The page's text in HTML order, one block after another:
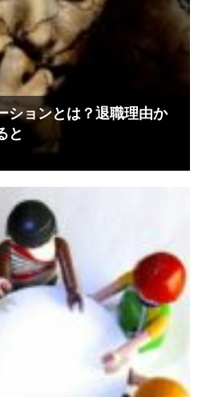
ションとは？退職理由か
と